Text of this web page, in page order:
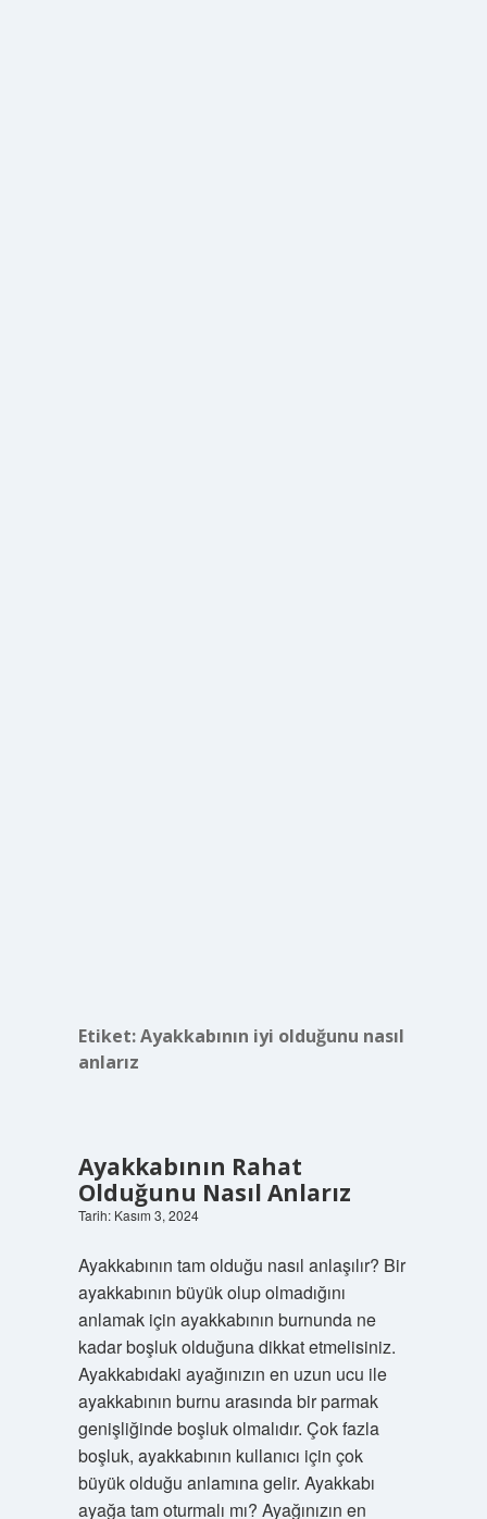
Etiket:Ayakkabının iyi olduğunu nasıl
anlarız
Ayakkabının Rahat
Olduğunu Nasıl Anlarız
Tarih: Kasım 3, 2024
Ayakkabının tam olduğu nasıl anlaşılır? Bir
ayakkabının büyük olup olmadığını
anlamak için ayakkabının burnunda ne
kadar boşluk olduğuna dikkat etmelisiniz.
Ayakkabıdaki ayağınızın en uzun ucu ile
ayakkabının burnu arasında bir parmak
genişliğinde boşluk olmalıdır. Çok fazla
boşluk, ayakkabının kullanıcı için çok
büyük olduğu anlamına gelir. Ayakkabı
ayağa tam oturmalı mı? Ayağınızın en